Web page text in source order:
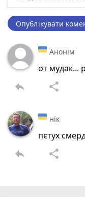
Опублікувати
Анонім
от мудак...
reply share
нік
пєтух
reply share